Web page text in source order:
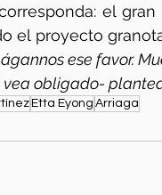
el gran
el proyecto
ese favor.
vea obligado-
Etta Eyong Arriaga